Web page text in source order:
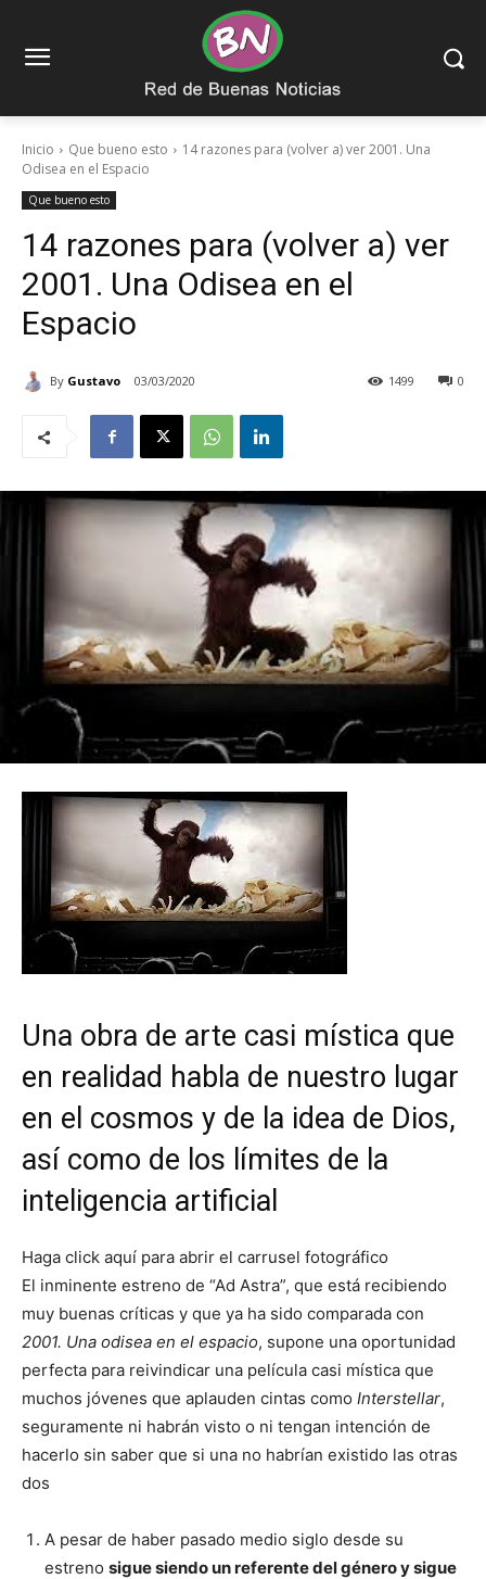
Inicio Que bueno esto
14 razones para (volver a) ver 2001. Una
Odisea en el Espacio
Que bueno esto
14 razones para (volver a) ver
2001. Una Odisea en el
Espacio
By Gustavo 03/03/2020 0
1499
Una obra de arte casi mística que
en realidad habla de nuestro lugar
en el cosmos y de la idea de Dios,
así como de los límites de la
inteligencia artificial
Haga click aquí para abrir el carrusel fotográfico
El inminente estreno de “Ad Astra”, que está recibiendo
muy buenas críticas y que ya ha sido comparada con
2001. Una odisea en el espacio, supone una oportunidad
perfecta para reivindicar una película casi mística que
muchos jóvenes que aplauden cintas como Interstellar,
seguramente ni habrán visto o ni tengan intención de
hacerlo sin saber que si una no habrían existido las otras
dos
A pesar de haber pasado medio siglo desde su
estreno sigue siendo un referente del género y sigue